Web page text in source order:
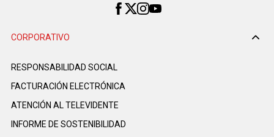
CORPORATIVO
RESPONSABILIDAD SOCIAL
FACTURACIÓN ELECTRÓNICA
ATENCIÓN AL TELEVIDENTE
INFORME DE SOSTENIBILIDAD